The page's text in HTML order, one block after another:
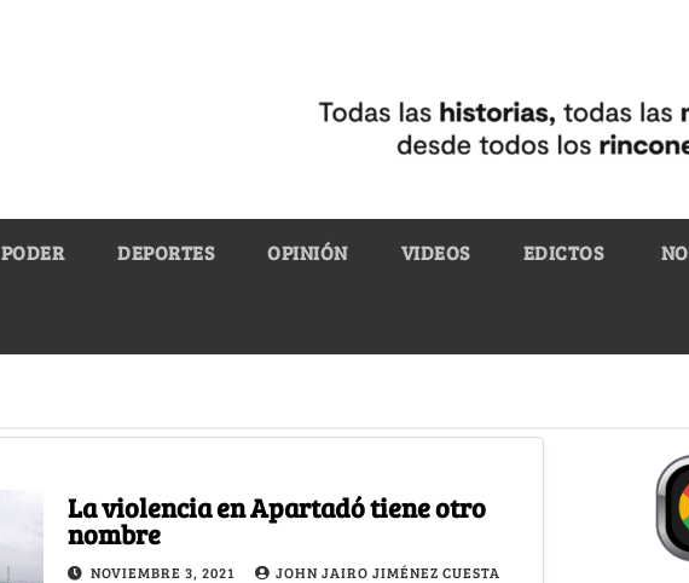
PODER DEPORTES OPINIÓN VIDEOS EDICTOS
La violencia en Apartadó tiene otro
nombre
NOVIEMBRE 3, 2021 JOHN JAIRO JIMÉNEZ CUESTA